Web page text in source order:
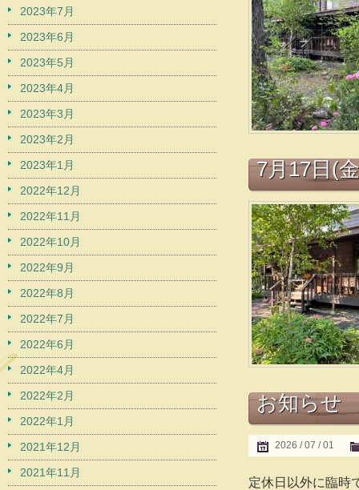
7月17日(
お知らせ
2026 / 07 / 01
定休日以外に臨時
2023年7月
2023年6月
2023年5月
2023年4月
2023年3月
2023年2月
2023年1月
2022年12月
2022年11月
2022年10月
2022年9月
2022年8月
2022年7月
2022年6月
2022年4月
2022年2月
2022年1月
2021年12月
2021年11月